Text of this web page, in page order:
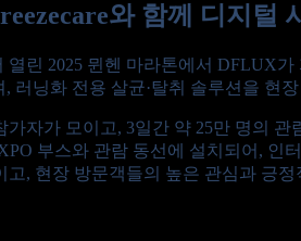
와 함께 디지털
열린 2025 뮌헨 마라톤에서 DFLUX
, 러닝화 전용 살균·탈취 솔루션을
가자가 모이고, 3일간 약 25만 명의
부스와 관람 동선에 설치되어,
, 현장 방문객들의 높은 관심과 긍